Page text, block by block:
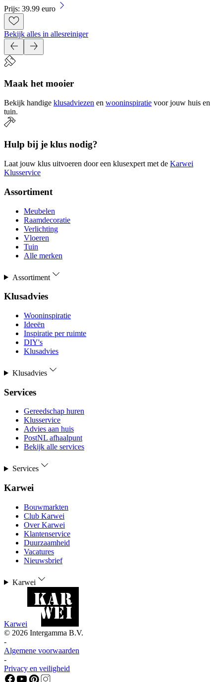
Prijs: 39.99 euro
Bekijk alles in allesreiniger
Maak het mooier
Bekijk handige klusadviezen en wooninspiratie voor jouw huis en
tuin.
Hulp bij je klus nodig?
Laat jouw klus uitvoeren door een klusexpert met de Karwei
Klusservice
Assortiment
Meubelen
Raamdecoratie
Verlichting
Vloeren
Tuin
Alle merken
Assortiment
Klusadvies
Wooninspiratie
Ideeën
Inspiratie per ruimte
DIY's
Klusadvies
Klusadvies
Services
Gereedschap huren
Klusservice
Advies aan huis
PostNL afhaalpunt
Bekijk alle services
Services
Karwei
Bouwmarkten
Club Karwei
Over Karwei
Klantenservice
Duurzaamheid
Vacatures
Nieuwsbrief
Karwei
Karwei
© 2026 Intergamma B.V.
-
Algemene voorwaarden
-
Privacy en veiligheid